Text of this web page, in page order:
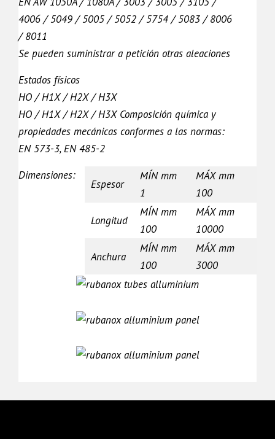
4006 / 5049 / 5005 / 5052 / 5754 / 5083 / 8006
/ 8011
Se pueden suministrar a petición otras aleaciones
Estados físicos
HO / H1X / H2X / H3X
HO / H1X / H2X / H3X Composición química y
propiedades mecánicas conformes a las normas:
EN 573-3, EN 485-2
Dimensiones:
Espesor
MÍN mm
1
MÁX mm
100
Longitud
MÍN mm
100
MÁX mm
10000
Anchura
MÍN mm
100
MÁX mm
3000